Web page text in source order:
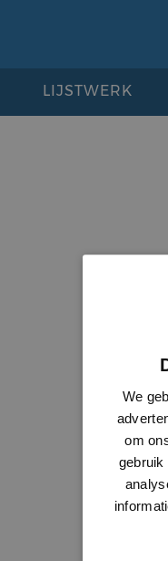
LIJSTWERK
We
om
gebruik